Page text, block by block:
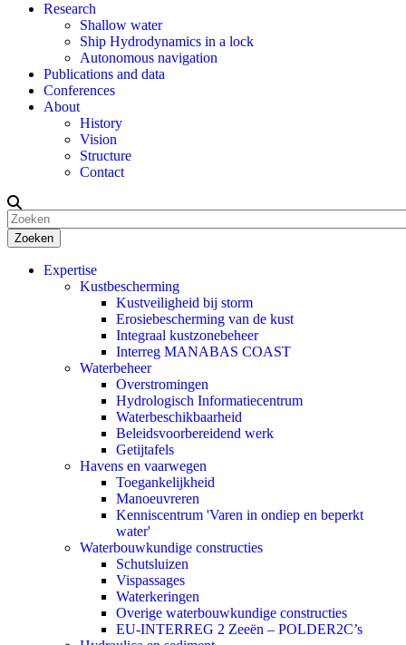
Research
Shallow water
Ship Hydrodynamics in a lock
Autonomous navigation
Publications and data
Conferences
About
History
Vision
Structure
Contact
Zoeken
Expertise
Kustbescherming
Kustveiligheid bij storm
Erosiebescherming van de kust
Integraal kustzonebeheer
Interreg MANABAS COAST
Waterbeheer
Overstromingen
Hydrologisch Informatiecentrum
Waterbeschikbaarheid
Beleidsvoorbereidend werk
Getijtafels
Havens en vaarwegen
Toegankelijkheid
Manoeuvreren
Kenniscentrum 'Varen in ondiep en beperkt
water'
Waterbouwkundige constructies
Schutsluizen
Vispassages
Waterkeringen
Overige waterbouwkundige constructies
EU-INTERREG 2 Zeeën – POLDER2C’s